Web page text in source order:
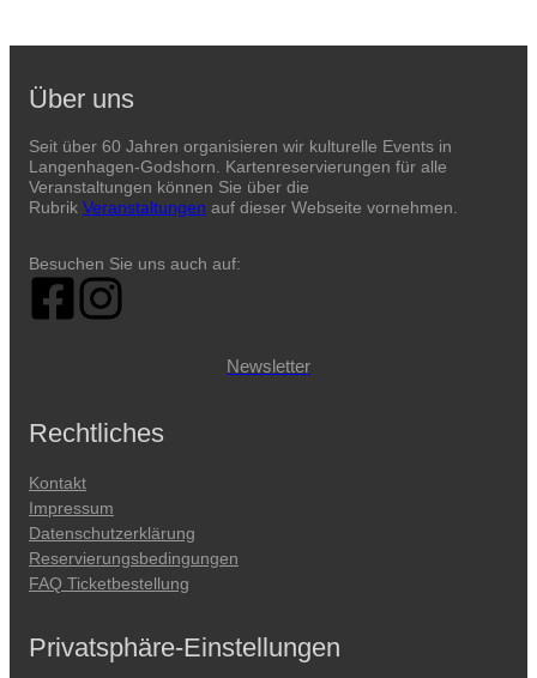
Über uns
Seit über 60 Jahren organisieren wir kulturelle Events in
Langenhagen-Godshorn. Kartenreservierungen für alle
Veranstaltungen können Sie über die
Rubrik Veranstaltungen auf dieser Webseite vornehmen.
Besuchen Sie uns auch auf:
Newsletter
Rechtliches
Kontakt
Impressum
Datenschutzerklärung
Reservierungsbedingungen
FAQ Ticketbestellung
Privatsphäre-Einstellungen